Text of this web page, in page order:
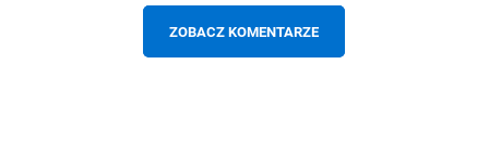
ZOBACZ KOMENTARZE